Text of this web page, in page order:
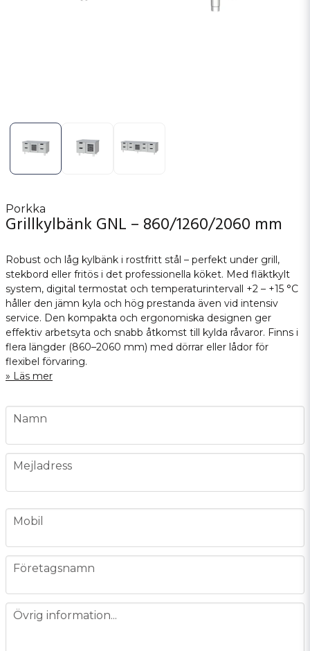
Porkka
Grillkylbänk GNL – 860/1260/2060 mm
Robust och låg kylbänk i rostfritt stål – perfekt under grill,
stekbord eller fritös i det professionella köket. Med fläktkylt
system, digital termostat och temperaturintervall +2 – +15 °C
håller den jämn kyla och hög prestanda även vid intensiv
service. Den kompakta och ergonomiska designen ger
effektiv arbetsyta och snabb åtkomst till kylda råvaror. Finns i
flera längder (860–2060 mm) med dörrar eller lådor för
flexibel förvaring.
Läs mer
name
Namn
email
Mejladress
phone
Mobil
company
Företagsnamn
message
Övrig information...